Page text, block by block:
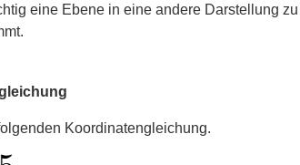
eine Ebene in eine andere Darstellung
Koordinatengleichung.